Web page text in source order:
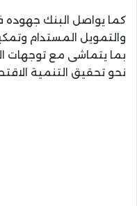
كما يواصل البنك
والتمويل المستدام
بما يتماشى مع توجهات
نحو تحقيق التنمية